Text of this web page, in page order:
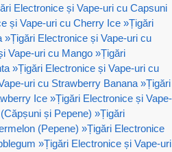
Electronice și Vape-uri cu Capsuni
și Vape-uri cu Cherry Ice »Țigări
»Țigări Electronice și Vape-uri cu
Vape-uri cu Mango »Țigări
»Țigări Electronice și Vape-uri cu
uri cu Strawberry Banana »Țigări
Ice »Țigări Electronice și Vape-
și Pepene) »Țigări
(Pepene) »Țigări Electronice
»Țigări Electronice și Vape-uri